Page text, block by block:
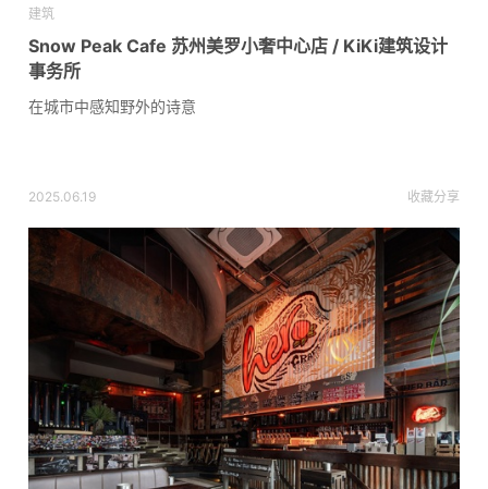
建筑
Snow Peak Cafe 苏州美罗小奢中心店 / KiKi建筑设计
事务所
在城市中感知野外的诗意
2025.06.19 收藏分享